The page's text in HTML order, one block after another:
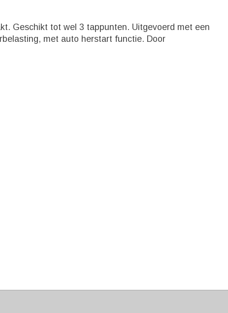
Geschikt tot wel 3 tappunten. Uitgevoerd met een
met auto herstart functie. Door